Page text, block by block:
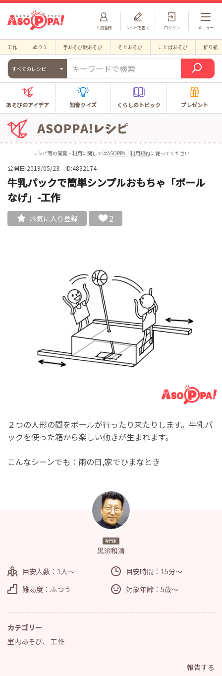
会員登録 ログイン
レシピを書く メニュー
工作 ぬりえ 手あそび歌あそび そとあそび ことばあそび 折り紙
すべてのレシピ
あそびのアイデア 知育クイズ くらしのトピック プレゼント
レシピ等の閲覧・利用に関してはASOPPA！利用規約に従ってください
公開日:2019/05/23 ID:4832174
牛乳パックで簡単シンプルおもちゃ「ボール
なげ」-工作
お気に入り登録 2
２つの人形の間をボールが行ったり来たりします。牛乳パ
ックを使った箱から楽しい動きが生まれます。
こんなシーンでも：雨の日,家でひまなとき
専門家
黒須和清
目安人数：1人～
目安時間：15分～
難易度：ふつう
対象年齢：5歳～
カテゴリー
室内あそび、 工作
報告する